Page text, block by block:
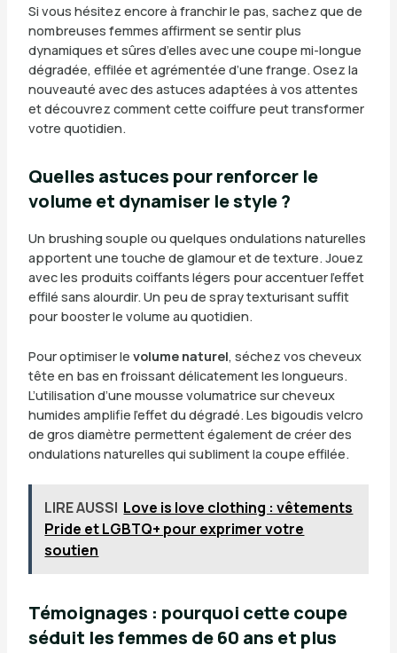
Si vous hésitez encore à franchir le pas, sachez que de
nombreuses femmes affirment se sentir plus
dynamiques et sûres d’elles avec une coupe mi-longue
dégradée, effilée et agrémentée d’une frange. Osez la
nouveauté avec des astuces adaptées à vos attentes
et découvrez comment cette coiffure peut transformer
votre quotidien.
Quelles astuces pour renforcer le
volume et dynamiser le style ?
Un brushing souple ou quelques ondulations naturelles
apportent une touche de glamour et de texture. Jouez
avec les produits coiffants légers pour accentuer l’effet
effilé sans alourdir. Un peu de spray texturisant suffit
pour booster le volume au quotidien.
Pour optimiser le volume naturel, séchez vos cheveux
tête en bas en froissant délicatement les longueurs.
L’utilisation d’une mousse volumatrice sur cheveux
humides amplifie l’effet du dégradé. Les bigoudis velcro
de gros diamètre permettent également de créer des
ondulations naturelles qui subliment la coupe effilée.
LIRE AUSSI Love is love clothing : vêtements
Pride et LGBTQ+ pour exprimer votre
soutien
Témoignages : pourquoi cette coupe
séduit les femmes de 60 ans et plus